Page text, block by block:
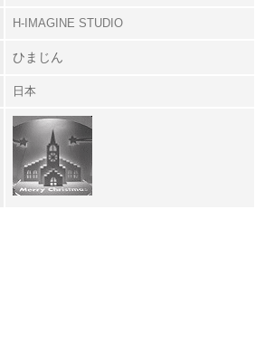
H-IMAGINE STUDIO
ひまじん
日本